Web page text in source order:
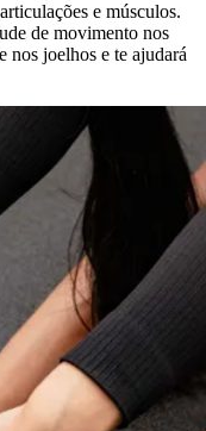
e músculos.
de movimento nos
nos joelhos e te ajudará